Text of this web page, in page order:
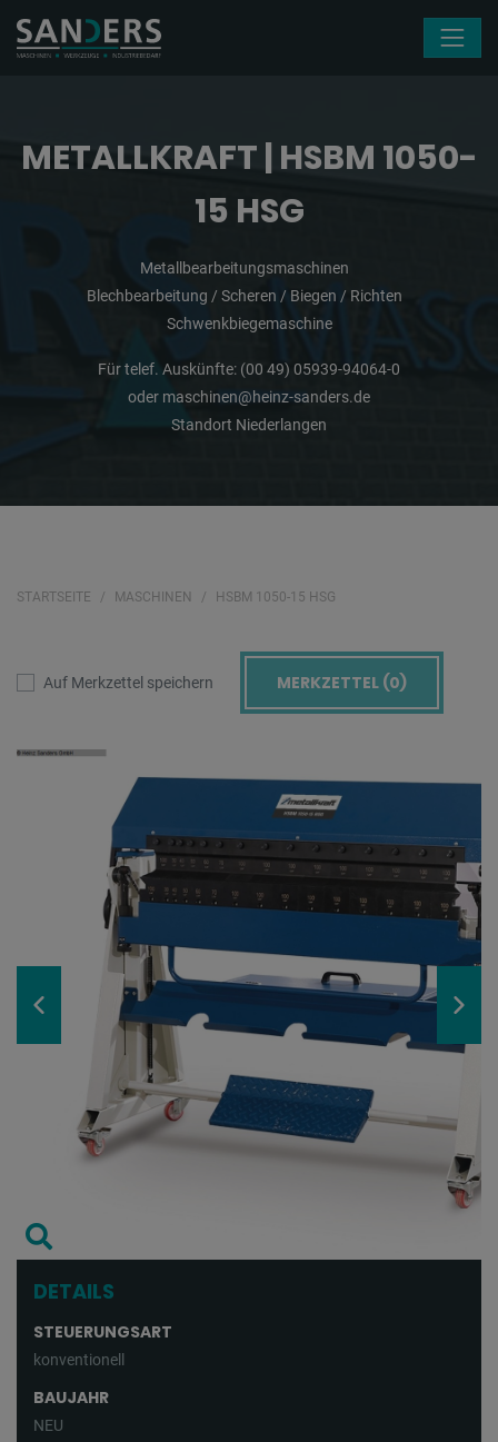
METALLKRAFT | HSBM 1050-
15 HSG
Metallbearbeitungsmaschinen
Blechbearbeitung / Scheren / Biegen / Richten
Schwenkbiegemaschine
Für telef. Auskünfte: (00 49) 05939-94064-0
oder maschinen@heinz-sanders.de
Standort Niederlangen
STARTSEITE MASCHINEN HSBM 1050-15 HSG
Auf Merkzettel speichern MERKZETTEL (0)
DETAILS
STEUERUNGSART
konventionell
BAUJAHR
NEU